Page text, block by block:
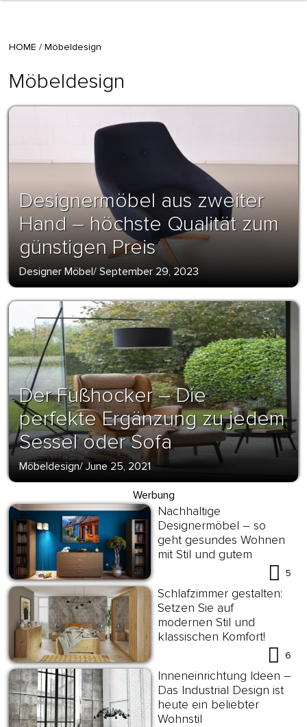
HOME / Möbeldesign
Möbeldesign
Designermöbel aus zweiter
Hand – höchste Qualität zum
günstigen Preis
Designer Möbel/ September 29, 2023
Der Fußhocker – Die
perfekte Ergänzung zu jedem
Sessel oder Sofa
Möbeldesign/June 25, 2021
Werbung
Nachhaltige
Designermöbel – so
geht gesundes Wohnen
mit Stil und gutem
5
Schlafzimmer gestalten:
Setzen Sie auf
modernen Stil und
klassischen Komfort!
6
Inneneinrichtung Ideen –
Das Industrial Design ist
heute ein beliebter
Wohnstil